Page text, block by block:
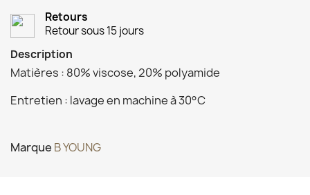
Retours
Retour sous 15 jours
Description
Matières : 80% viscose, 20% polyamide
Entretien : lavage en machine à 30°C
Marque B YOUNG